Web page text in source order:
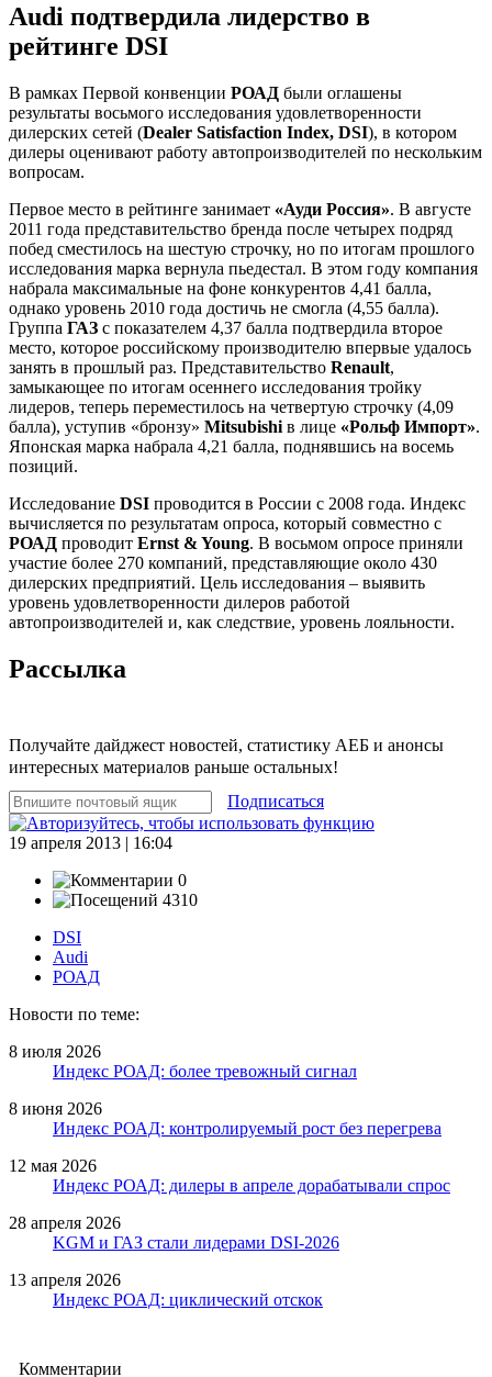
Audi подтвердила лидерство в
рейтинге DSI
В рамках Первой конвенции РОАД были оглашены
результаты восьмого исследования удовлетворенности
дилерских сетей (Dealer Satisfaction Index, DSI), в котором
дилеры оценивают работу автопроизводителей по нескольким
вопросам.
Первое место в рейтинге занимает «Ауди Россия». В августе
2011 года представительство бренда после четырех подряд
побед сместилось на шестую строчку, но по итогам прошлого
исследования марка вернула пьедестал. В этом году компания
набрала максимальные на фоне конкурентов 4,41 балла,
однако уровень 2010 года достичь не смогла (4,55 балла).
Группа ГАЗ с показателем 4,37 балла подтвердила второе
место, которое российскому производителю впервые удалось
занять в прошлый раз. Представительство Renault,
замыкающее по итогам осеннего исследования тройку
лидеров, теперь переместилось на четвертую строчку (4,09
балла), уступив «бронзу» Mitsubishi в лице «Рольф Импорт».
Японская марка набрала 4,21 балла, поднявшись на восемь
позиций.
Исследование DSI проводится в России с 2008 года. Индекс
вычисляется по результатам опроса, который совместно с
РОАД проводит Ernst & Young. В восьмом опросе приняли
участие более 270 компаний, представляющие около 430
дилерских предприятий. Цель исследования – выявить
уровень удовлетворенности дилеров работой
автопроизводителей и, как следствие, уровень лояльности.
Рассылка
Получайте дайджест новостей, статистику АЕБ и анонсы
интересных материалов раньше остальных!
Подписаться
19 апреля 2013 | 16:04
0
4310
DSI
Audi
РОАД
Новости по теме:
8 июля 2026
Индекс РОАД: более тревожный сигнал
8 июня 2026
Индекс РОАД: контролируемый рост без перегрева
12 мая 2026
Индекс РОАД: дилеры в апреле дорабатывали спрос
28 апреля 2026
KGM и ГАЗ стали лидерами DSI-2026
13 апреля 2026
Индекс РОАД: циклический отскок
Комментарии